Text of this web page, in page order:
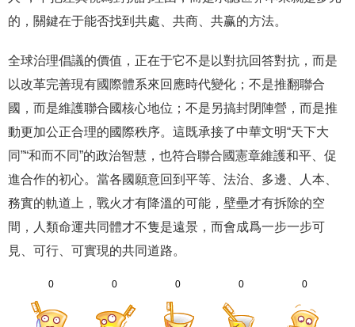
的，關鍵在于能否找到共處、共商、共赢的方法。
全球治理倡議的價值，正在于它不是以對抗回答對抗，而是
以改革完善現有國際體系來回應時代變化；不是推翻聯合
國，而是維護聯合國核心地位；不是另搞封閉陣營，而是推
動更加公正合理的國際秩序。這既承接了中華文明“天下大
同”“和而不同”的政治智慧，也符合聯合國憲章維護和平、促
進合作的初心。當各國願意回到平等、法治、多邊、人本、
務實的軌道上，戰火才有降溫的可能，壁壘才有拆除的空
間，人類命運共同體才不隻是遠景，而會成爲一步一步可
見、可行、可實現的共同道路。
0 0 0 0 0